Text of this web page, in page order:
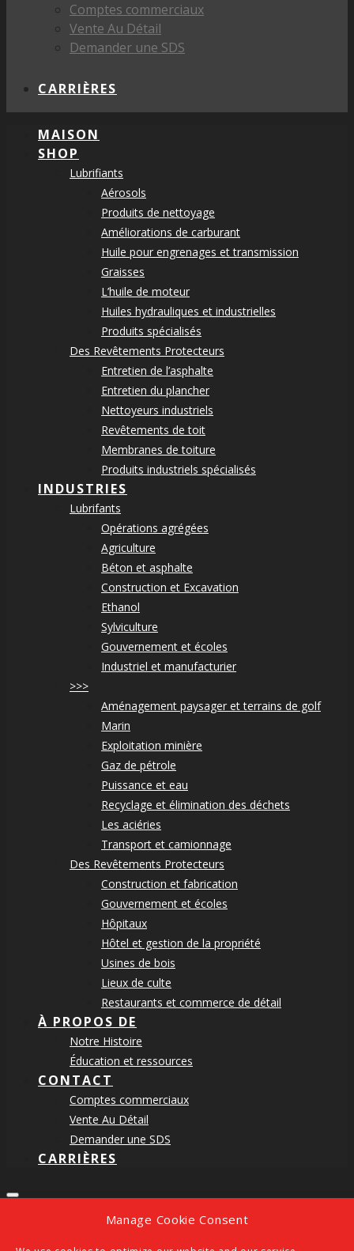
Manage Cookie Consent
Comptes commerciaux
Vente Au Détail
Demander une SDS
CARRIÈRES
MAISON
SHOP
Lubrifiants
Aérosols
Produits de nettoyage
Améliorations de carburant
Huile pour engrenages et transmission
Graisses
L’huile de moteur
Huiles hydrauliques et industrielles
Produits spécialisés
Des Revêtements Protecteurs
Entretien de l’asphalte
Entretien du plancher
Nettoyeurs industriels
Revêtements de toit
Membranes de toiture
Produits industriels spécialisés
INDUSTRIES
Lubrifants
Opérations agrégées
Agriculture
Béton et asphalte
Construction et Excavation
Ethanol
Sylviculture
Gouvernement et écoles
Industriel et manufacturier
>>>
Aménagement paysager et terrains de golf
Marin
Exploitation minière
Gaz de pétrole
Puissance et eau
Recyclage et élimination des déchets
Les aciéries
Transport et camionnage
Des Revêtements Protecteurs
Construction et fabrication
Gouvernement et écoles
Hôpitaux
Hôtel et gestion de la propriété
Usines de bois
Lieux de culte
Restaurants et commerce de détail
À PROPOS DE
Notre Histoire
Éducation et ressources
CONTACT
Comptes commerciaux
Vente Au Détail
Demander une SDS
CARRIÈRES
SEARCH